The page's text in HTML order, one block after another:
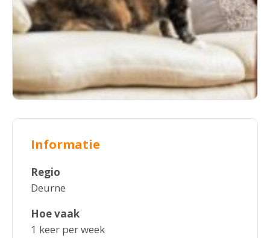
Informatie
Regio
Deurne
Hoe vaak
1 keer per week